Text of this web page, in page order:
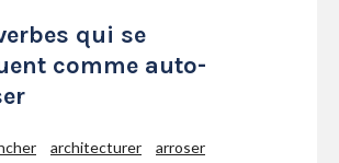
qui se
comme auto-
architecturer
arroser